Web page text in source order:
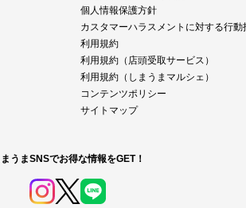
個人情報保護方針
カスタマーハラスメントに対する行動
利用規約
利用規約（店頭受取サービス）
利用規約（しまうまマルシェ）
コンテンツポリシー
サイトマップ
まうまSNSでお得な情報をGET！